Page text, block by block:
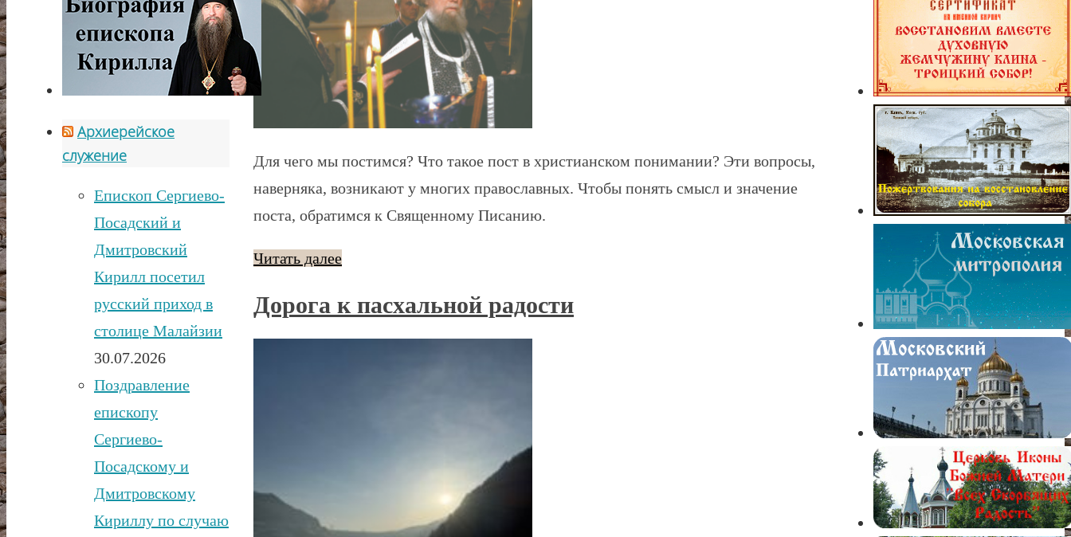
Для чего мы постимся? Что такое пост в христианском понимании? Эти вопросы,
наверняка, возникают у многих православных. Чтобы понять смысл и значение
поста, обратимся к Священному Писанию.
Читать далее
Дорога к пасхальной радости
Архиерейское
служение
Епископ Сергиево-
Посадский и
Дмитровский
Кирилл посетил
русский приход в
столице Малайзии
30.07.2026
Поздравление
епископу
Сергиево-
Посадскому и
Дмитровскому
Кириллу по случаю